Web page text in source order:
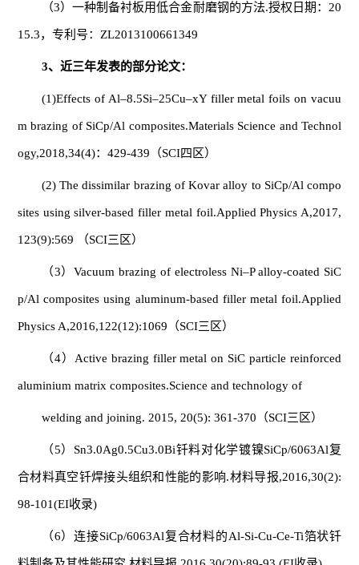
（3）一种制备衬板用低合金耐磨钢的方法.授权日期：20
15.3，专利号：ZL2013100661349
3、近三年发表的部分论文：
(1)Effects of Al–8.5Si–25Cu–xY filler metal foils on vacuu
m brazing of SiCp/Al composites.Materials Science and Technol
ogy,2018,34(4)：429-439（SCI四区）
(2) The dissimilar brazing of Kovar alloy to SiCp/Al compo
sites using silver-based filler metal foil.Applied Physics A,2017,
123(9):569 （SCI三区）
（3）Vacuum brazing of electroless Ni–P alloy-coated SiC
p/Al composites using aluminum-based filler metal foil.Applied
Physics A,2016,122(12):1069（SCI三区）
（4）Active brazing filler metal on SiC particle reinforced
aluminium matrix composites.Science and technology of
welding and joining. 2015, 20(5): 361-370（SCI三区）
（5）Sn3.0Ag0.5Cu3.0Bi钎料对化学镀镍SiCp/6063Al复
合材料真空钎焊接头组织和性能的影响.材料导报,2016,30(2):
98-101(EI收录)
（6）连接SiCp/6063Al复合材料的Al-Si-Cu-Ce-Ti箔状钎